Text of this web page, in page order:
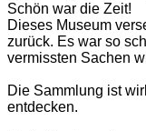
Schön war die Zeit!
Dieses Museum
zurück. Es war so
vermissten Sachen
Die Sammlung ist
entdecken.